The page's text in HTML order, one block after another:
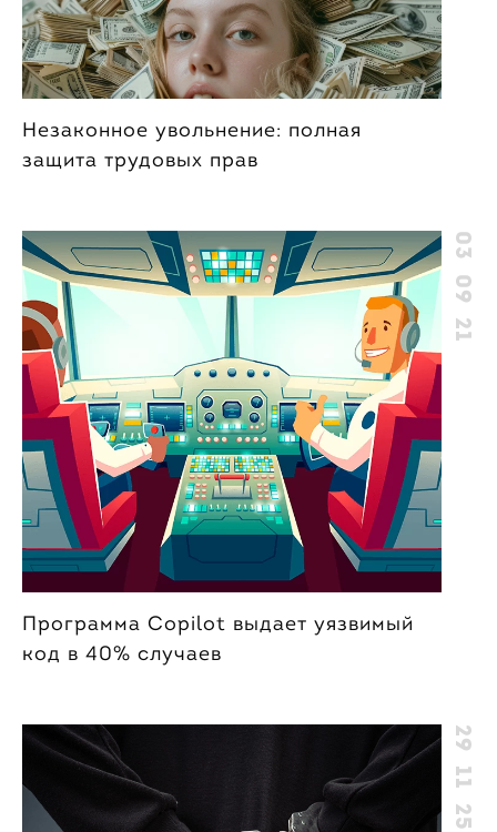
Незаконное увольнение: полная
защита трудовых прав
Программа Copilot выдает уязвимый
код в 40% случаев
03 09 21
29 11 25